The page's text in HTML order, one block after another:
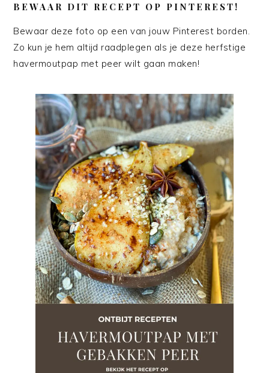
BEWAAR DIT RECEPT OP PINTEREST!
Bewaar deze foto op een van jouw Pinterest borden.
Zo kun je hem altijd raadplegen als je deze herfstige
havermoutpap met peer wilt gaan maken!